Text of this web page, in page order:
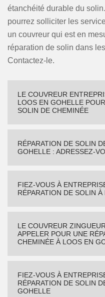
étanchéité durable du
pourrez solliciter les
un couvreur qui est en
réparation de solin dans
Contactez-le.
LE COUVREUR
LOOS EN GOHELLE
SOLIN DE CHEMINÉE
RÉPARATION DE SOLIN
GOHELLE : ADRESSEZ-
FIEZ-VOUS À
RÉPARATION DE SOLIN
LE COUVREUR
APPELER POUR UNE
CHEMINÉE À LOOS EN
FIEZ-VOUS À
RÉPARATION DE SOLIN
GOHELLE